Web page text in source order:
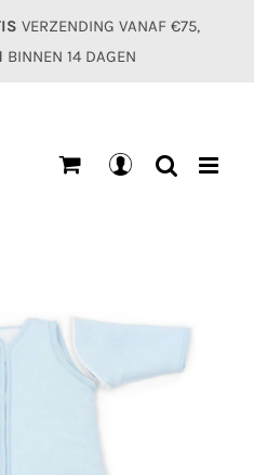
VERZENDING VANAF €75,
BINNEN 14 DAGEN